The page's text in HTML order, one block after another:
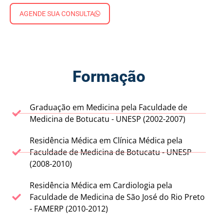
AGENDE SUA CONSULTA
Formação
Graduação em Medicina pela Faculdade de
Medicina de Botucatu - UNESP (2002-2007)
Residência Médica em Clínica Médica pela
Faculdade de Medicina de Botucatu - UNESP
(2008-2010)
Residência Médica em Cardiologia pela
Faculdade de Medicina de São José do Rio Preto
- FAMERP (2010-2012)